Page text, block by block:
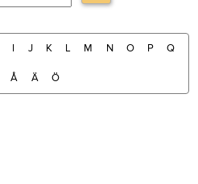
I J K L M N O P Q
Å Ä Ö